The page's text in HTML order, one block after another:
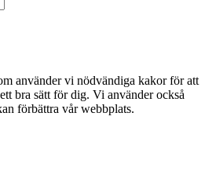
använder vi nödvändiga kakor för att
bra sätt för dig. Vi använder också
förbättra vår webbplats.